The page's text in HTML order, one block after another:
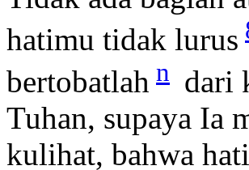
hatimu tidak lurus
bertobatlah n dari
Tuhan, supaya Ia
kulihat, bahwa